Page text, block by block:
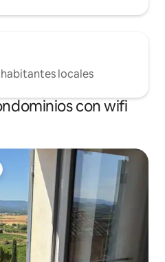
locales
con wifi